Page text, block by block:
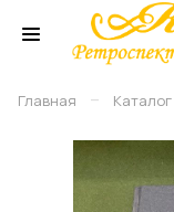
Главная – Каталог